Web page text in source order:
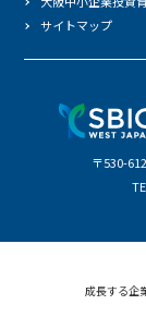
〒530-
サイトマップ
成長する企